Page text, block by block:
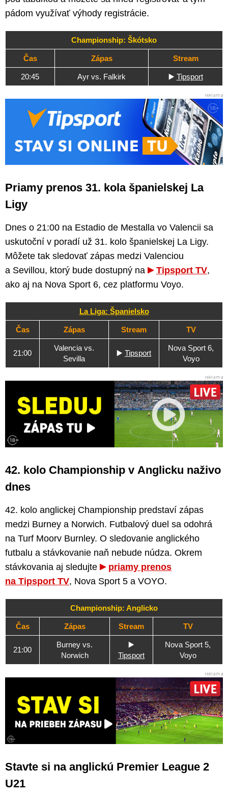
pádom využívať výhody registrácie.
Championship: Škótsko
Čas Zápas Stream
20:45 Ayr vs. Falkirk ▶️ Tipsport
Priamy prenos 31. kola španielskej La
Ligy
Dnes o 21:00 na Estadio de Mestalla vo Valencii sa
uskutoční v poradí už 31. kolo španielskej La Ligy.
Môžete tak sledovať zápas medzi Valenciou
a Sevillou, ktorý bude dostupný na
Tipsport TV,
ako aj na Nova Sport 6, cez platformu Voyo.
La Liga: Španielsko
Čas Zápas Stream TV
21:00
Valencia vs.
Sevilla
▶️ Tipsport
Nova Sport 6,
Voyo
42. kolo Championship v Anglicku naživo
dnes
42. kolo anglickej Championship predstaví zápas
medzi Burney a Norwich. Futbalový duel sa odohrá
na Turf Moorv Burnley. O sledovanie anglického
futbalu a stávkovanie naň nebude núdza. Okrem
stávkovania aj sledujte
priamy prenos
na Tipsport TV, Nova Sport 5 a VOYO.
Championship: Anglicko
Čas Zápas Stream TV
21:00
Burney vs.
Norwich
▶️
Tipsport
Nova Sport 5,
Voyo
Stavte si na anglickú Premier League 2
U21